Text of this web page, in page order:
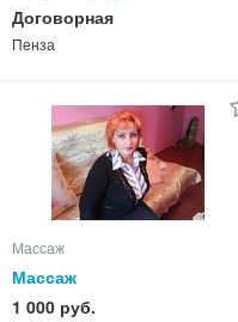
дачных и др. участков.
Договорная
Пенза
Массаж
Массаж
1 000 руб.